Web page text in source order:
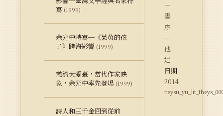
寫 (1999)
余光中特寫─《茱萸的孩
子》跨海影響 (1999)
慈濟大愛臺，當代作家映
象，余光中率先登場 (1999)
詩人和三千金回到從前
－
書
序
－
他
述
日期
2014